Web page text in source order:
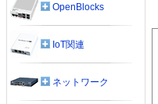
OpenBlocks
IoT関連
ネットワーク